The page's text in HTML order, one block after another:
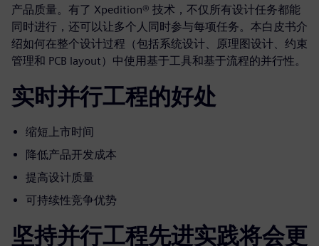
产品质量。有了 Xpedition® 技术，不仅所有设计任务都能
同时进行，还可以让多个人同时参与每项任务。本白皮书介
绍如何在整个设计过程（包括系统设计、原理图设计、约束
管理和 PCB layout）中使用基于工具和基于流程的并行性。
实时并行工程的好处
缩短上市时间
降低产品开发成本
提高设计质量
可持续性竞争优势
坚持并行工程先进实践将会更